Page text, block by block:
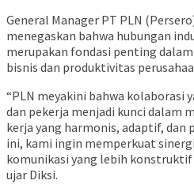
General Manager PT PLN
menegaskan bahwa hubungan
merupakan fondasi penting
bisnis dan produktivitas
“PLN meyakini bahwa kolaborasi
dan pekerja menjadi kunci dalam
kerja yang harmonis, adaptif, dan
ini, kami ingin memperkuat
komunikasi yang lebih konstruktif
ujar Diksi.